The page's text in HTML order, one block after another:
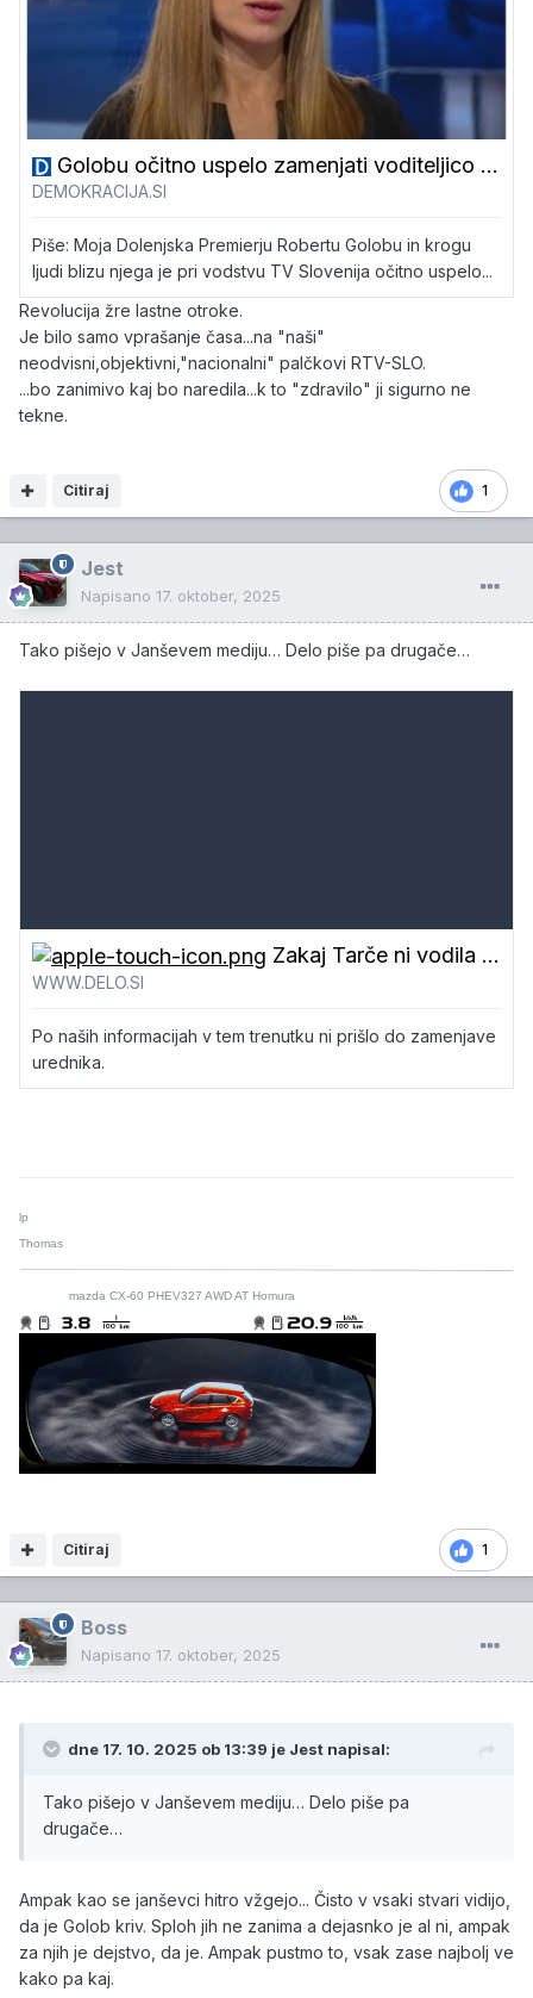
Golobu očitno uspelo zamenjati voditeljico Tarče: namesto Erike Žnidaršič na sceno prihaja Igor E. Bergant! - Demokracija
DEMOKRACIJA.SI
Piše: Moja Dolenjska Premierju Robertu Golobu in krogu
ljudi blizu njega je pri vodstvu TV Slovenija očitno uspelo...
Revolucija žre lastne otroke.
Je bilo samo vprašanje časa...na "naši"
neodvisni,objektivni,"nacionalni" palčkovi RTV-SLO.
...bo zanimivo kaj bo naredila...k to "zdravilo" ji sigurno ne
tekne.
1
Citiraj
Jest
Napisano 17. oktober, 2025
Tako pišejo v Janševem mediju… Delo piše pa drugače…
Zakaj Tarče ni vodila Erika Žnidaršič? RTV odgovarja
WWW.DELO.SI
Po naših informacijah v tem trenutku ni prišlo do zamenjave
urednika.
1
Citiraj
lp
Thomas
mazda CX-60 PHEV327 AWD AT Homura
Boss
Napisano 17. oktober, 2025
dne 17. 10. 2025 ob 13:39 je Jest napisal:
Tako pišejo v Janševem mediju… Delo piše pa
drugače…
Ampak kao se janševci hitro vžgejo... Čisto v vsaki stvari vidijo,
da je Golob kriv. Sploh jih ne zanima a dejasnko je al ni, ampak
za njih je dejstvo, da je. Ampak pustmo to, vsak zase najbolj ve
kako pa kaj.